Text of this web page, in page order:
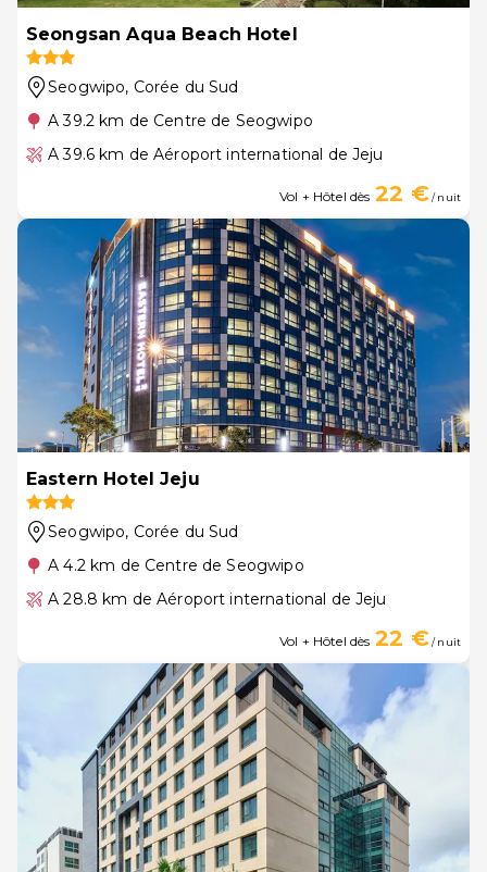
Seongsan Aqua Beach Hotel
Seogwipo, Corée du Sud
A 39.2 km de Centre de Seogwipo
A 39.6 km de Aéroport international de Jeju
Vol + Hôtel dès 22 €/ nuit
Eastern Hotel Jeju
Seogwipo, Corée du Sud
A 4.2 km de Centre de Seogwipo
A 28.8 km de Aéroport international de Jeju
Vol + Hôtel dès 22 €/ nuit